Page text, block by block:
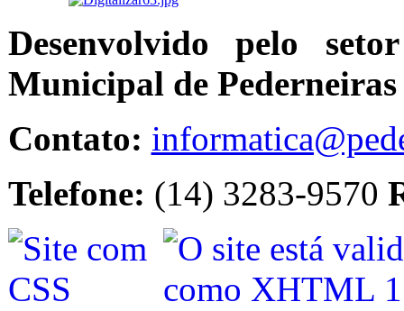
Desenvolvido pelo
Municipal de Pederneiras
Contato:
Telefone: (14) 3283-9570